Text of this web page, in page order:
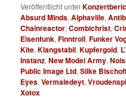
Veröffentlicht unter
Absurd Minds,Alphaville,
Chainreactor,Combichrist,
Eisenfunk,Finntroll,Funker
Kite,Klangstabil,Kupfergold,
Instanz,New Model Army,
Public Image Ltd,Silke
Eyes,Vermaledeyt,
Xotox